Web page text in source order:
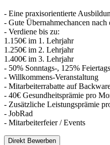
- Eine praxisorientierte
- Gute Übernahmechancen
- Verdiene bis zu:
1.150€ im 1. Lehrjahr
1.250€ im 2. Lehrjahr
1.400€ im 3. Lehrjahr
- 50% Sonntags-, 125%
- Willkommens-Veranstaltung
- Mitarbeiterrabatte auf
- 40€ Gesundheitsprämie pro
- Zusätzliche Leistungsprämie
- JobRad
- Mitarbeiterfeier / Events
Direkt Bewerben